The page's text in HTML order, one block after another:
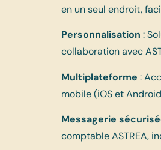
en un seul endroit,
Personnalisation :
collaboration avec
Multiplateforme :
mobile (iOS et
Messagerie
comptable ASTREA,